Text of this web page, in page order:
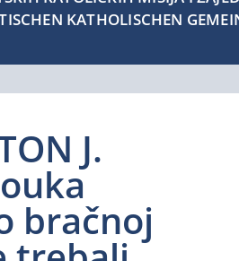
KATHOLISCHEN
J.
bračnoj